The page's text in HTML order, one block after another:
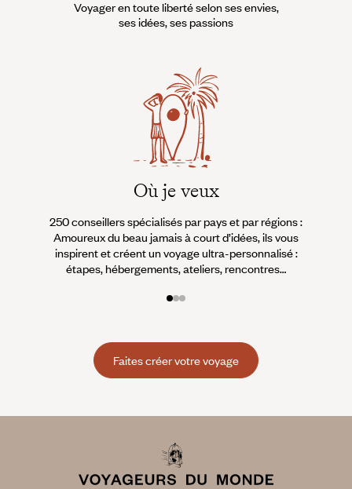
planté à flanc de colline, avant
de filer vers les récifs du sud,
Voyager en toute liberté selon ses envies,
ses idées, ses passions
Où je veux
250 conseillers spécialisés par pays et par régions :
Amoureux du beau jamais à court d’idées, ils vous
inspirent et créent un voyage ultra-personnalisé :
étapes, hébergements, ateliers, rencontres…
Faites créer votre voyage